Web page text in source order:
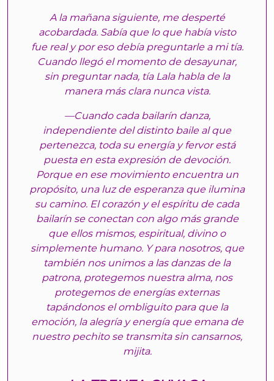
A la mañana siguiente, me desperté
acobardada. Sabía que lo que había visto
fue real y por eso debía preguntarle a mi tía.
Cuando llegó el momento de desayunar,
sin preguntar nada, tía Lala habla de la
manera más clara nunca vista.
—Cuando cada bailarín danza,
independiente del distinto baile al que
pertenezca, toda su energía y fervor está
puesta en esta expresión de devoción.
Porque en ese movimiento encuentra un
propósito, una luz de esperanza que ilumina
su camino. El corazón y el espíritu de cada
bailarín se conectan con algo más grande
que ellos mismos, espiritual, divino o
simplemente humano. Y para nosotros, que
también nos unimos a las danzas de la
patrona, protegemos nuestra alma, nos
protegemos de energías externas
tapándonos el ombliguito para que la
emoción, la alegría y energía que emana de
nuestro pechito se transmita sin cansarnos,
mijita.